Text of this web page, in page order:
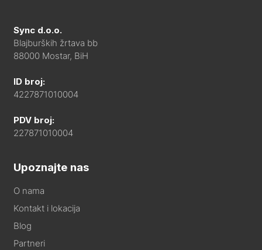
Sync d.o.o.
Blajburških žrtava bb
88000 Mostar, BiH
ID broj:
4227871010004
PDV broj:
227871010004
Upoznajte nas
O nama
Kontakt i lokacija
Blog
Partneri